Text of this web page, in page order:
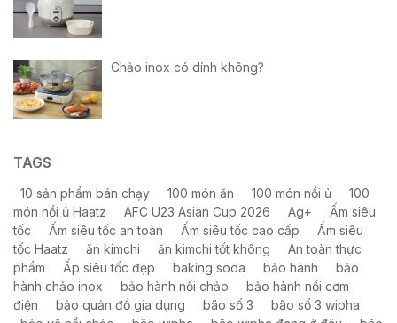
Chảo inox có dính không?
TAGS
10 sản phẩm bán chạy 100 món ăn 100 món nồi ủ
100
món nồi ủ Haatz
AFC U23 Asian Cup 2026 Ag+
Ấm siêu
tốc
Ấm siêu tốc an toàn Ấm siêu tốc cao cấp
Ấm siêu
tốc Haatz
ăn kimchi ăn kimchi tốt không
An toàn thực
phẩm
Ấp siêu tốc đẹp baking soda bảo hành
bảo
hành chảo inox
bảo hành nồi chảo
bảo hành nồi cơm
điện
bảo quản đồ gia dụng bão số 3
bão số 3 wipha